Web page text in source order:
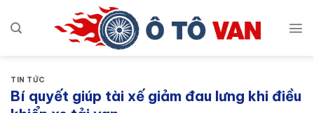
qua
TIN TỨC
Bí quyết giúp tài xế giảm đau lưng khi điều